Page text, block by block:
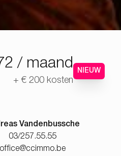
/ maand
+ € 200 kosten
NIEUW
Vandenbussche
03/257.55.55
office@ccimmo.be